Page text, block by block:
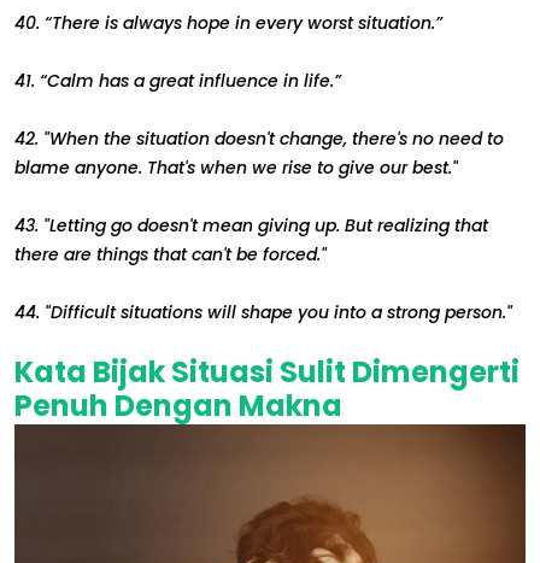
40. “There is always hope in every worst situation.”
41. “Calm has a great influence in life.”
42. "When the situation doesn't change, there's no need to
blame anyone. That's when we rise to give our best."
43. "Letting go doesn't mean giving up. But realizing that
there are things that can't be forced."
44. "Difficult situations will shape you into a strong person."
Kata Bijak Situasi Sulit Dimengerti
Penuh Dengan Makna